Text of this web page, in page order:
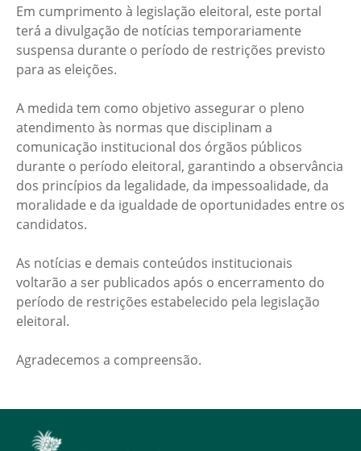
Em cumprimento à legislação eleitoral, este portal
terá a divulgação de notícias temporariamente
suspensa durante o período de restrições previsto
para as eleições.
A medida tem como objetivo assegurar o pleno
atendimento às normas que disciplinam a
comunicação institucional dos órgãos públicos
durante o período eleitoral, garantindo a observância
dos princípios da legalidade, da impessoalidade, da
moralidade e da igualdade de oportunidades entre os
candidatos.
As notícias e demais conteúdos institucionais
voltarão a ser publicados após o encerramento do
período de restrições estabelecido pela legislação
eleitoral.
Agradecemos a compreensão.